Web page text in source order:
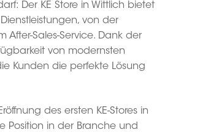
Der KE Store in Wittlich bietet
von der
After-Sales-Service. Dank der
von modernsten
Kunden die perfekte Lösung
des ersten KE-Stores in
Position in der Branche und